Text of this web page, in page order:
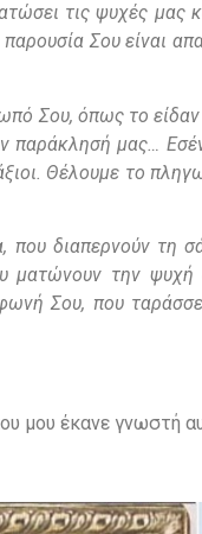
τις ψυχές
Σου είναι
Σου, όπως το
παράκλησή μας…
Θέλουμε το
που διαπερνούν τη
ματώνουν την
Σου, που
μου έκανε γνωστή